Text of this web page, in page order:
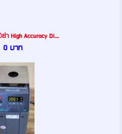
า High Accuracy Di...
0 บาท